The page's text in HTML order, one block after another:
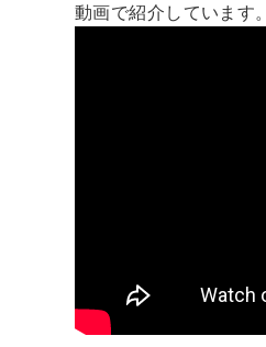
動画で紹介しています。